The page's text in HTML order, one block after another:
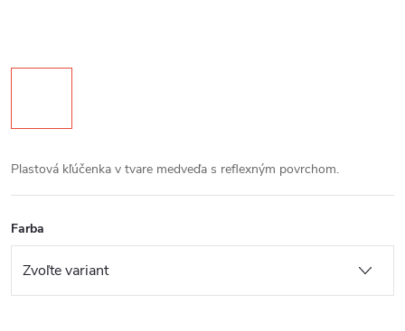
Plastová kľúčenka v tvare medveďa s reflexným povrchom.
Farba